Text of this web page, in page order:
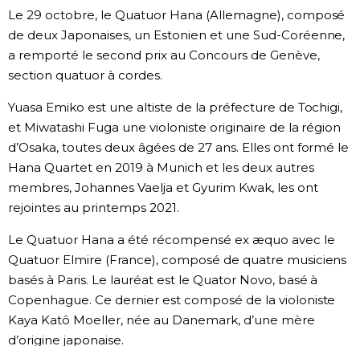
Société
Culture
Gastronomie
Le japonais
En plus
Données
Séries
Personnages
official SNS
Le 29 octobre, le Quatuor Hana (Allemagne), composé
de deux Japonaises, un Estonien et une Sud-Coréenne,
a remporté le second prix au Concours de Genève,
section quatuor à cordes.
Yuasa Emiko est une altiste de la préfecture de Tochigi,
et Miwatashi Fuga une violoniste originaire de la région
d’Osaka, toutes deux âgées de 27 ans. Elles ont formé le
Hana Quartet en 2019 à Munich et les deux autres
membres, Johannes Vaelja et Gyurim Kwak, les ont
rejointes au printemps 2021.
Le Quatuor Hana a été récompensé ex æquo avec le
Quatuor Elmire (France), composé de quatre musiciens
basés à Paris. Le lauréat est le Quator Novo, basé à
Copenhague. Ce dernier est composé de la violoniste
Kaya Katô Moeller, née au Danemark, d’une mère
d’origine japonaise.